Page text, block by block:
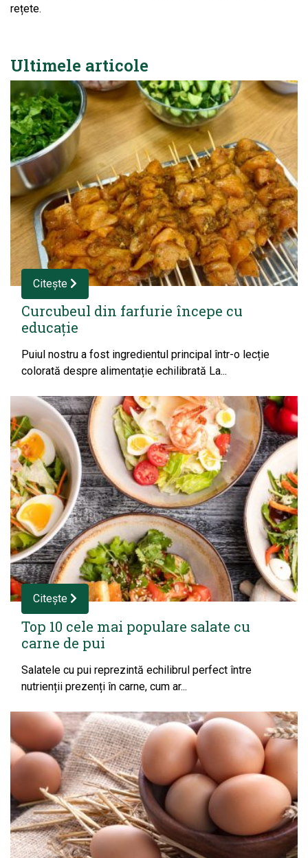
rețete.
Ultimele articole
Citește
Curcubeul din farfurie începe cu
educație
Puiul nostru a fost ingredientul principal într-o lecție
colorată despre alimentație echilibrată La...
Citește
Top 10 cele mai populare salate cu
carne de pui
Salatele cu pui reprezintă echilibrul perfect între
nutrienții prezenți în carne, cum ar...